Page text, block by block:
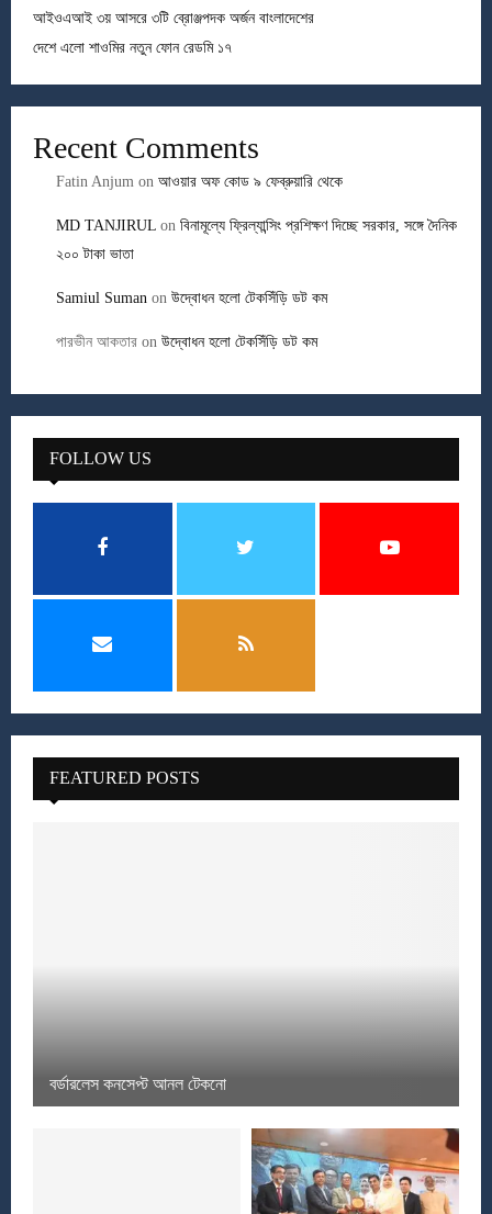
আইওএআই ৩য় আসরে ৩টি ব্রোঞ্জপদক অর্জন বাংলাদেশের
দেশে এলো শাওমির নতুন ফোন রেডমি ১৭
Recent Comments
Fatin Anjum on আওয়ার অফ কোড ৯ ফেব্রুয়ারি থেকে
MD TANJIRUL on বিনামূল্যে ফ্রিল্যান্সিং প্রশিক্ষণ দিচ্ছে সরকার, সঙ্গে দৈনিক
২০০ টাকা ভাতা
Samiul Suman on উদ্বোধন হলো টেকসিঁড়ি ডট কম
পারভীন আকতার on উদ্বোধন হলো টেকসিঁড়ি ডট কম
FOLLOW US
FEATURED POSTS
বর্ডারলেস কনসেপ্ট আনল টেকনো